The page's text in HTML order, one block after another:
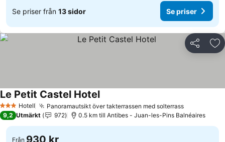
Se priser från 13 sidor Se priser
Dela
3 StjärnorHotell Panoramautsikt över takterrassen med solterrassSe priser
Le Petit Castel HotelSe priser
9,2 Utmärkt 972 0.5 km till Antibes - Juan-les-Pins Balnéaires
Från 930 kr